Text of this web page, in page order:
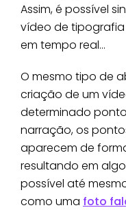
Assim, é possível
vídeo de
em tempo real…
O mesmo tipo de
criação de um
determinado
narração, os
aparecem de
resultando em
possível até
como uma foto